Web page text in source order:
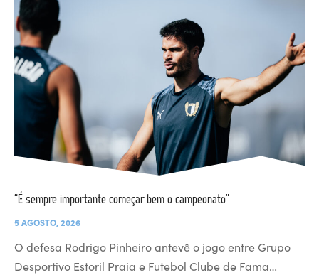
“É sempre importante começar bem o campeonato”
5 AGOSTO, 2026
O defesa Rodrigo Pinheiro antevê o jogo entre Grupo
Desportivo Estoril Praia e Futebol Clube de Fama…